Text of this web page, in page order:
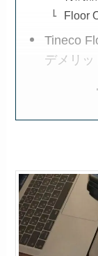
Floor
Tineco
デメリッ